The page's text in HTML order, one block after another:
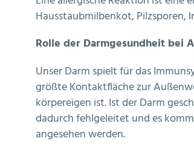
Hausstaubmilbenkot,
Rolle der Darmgesundheit bei
Unser Darm spielt für das
größte Kontaktfläche zur
körpereigen ist. Ist der Darm
dadurch fehlgeleitet und es
angesehen werden.